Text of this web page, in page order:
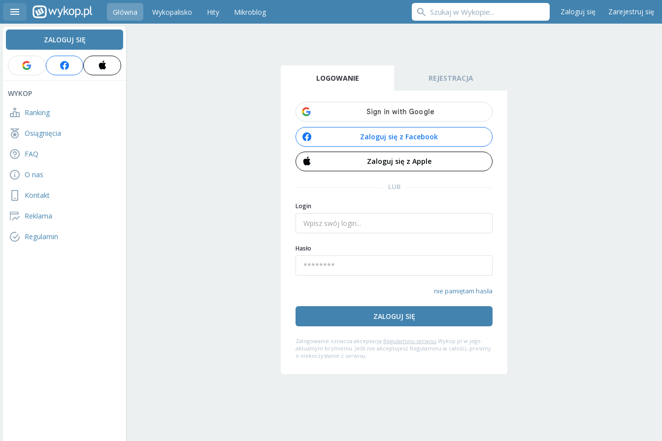
Główna Wykopalisko Hity Mikroblog Zaloguj się Zarejestruj się
ZALOGUJ SIĘ
WYKOP
Ranking
Osiągnięcia
FAQ
O nas
Kontakt
Reklama
Regulamin
LOGOWANIE REJESTRACJA
Zaloguj się z Facebook
Zaloguj się z Apple
LUB
Login
Hasło
nie pamiętam hasła
ZALOGUJ SIĘ
Zalogowanie oznacza akceptację Regulaminu serwisu Wykop.pl w jego
aktualnym brzmieniu. Jeśli nie akceptujesz Regulaminu w całości, prosimy
o niekorzystanie z serwisu.